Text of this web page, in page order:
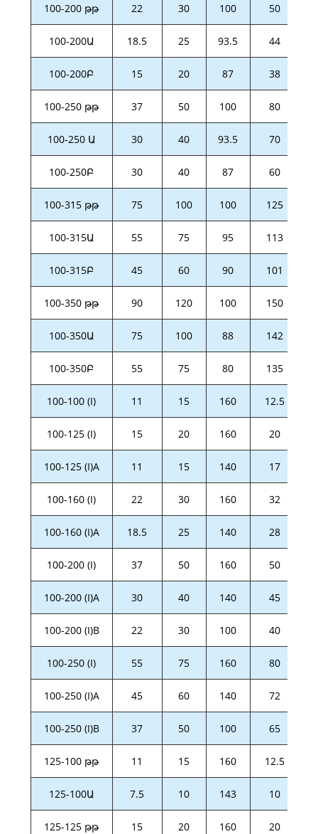
100-200 թթ 22 30 100 50
100-200Ա 18.5 25 93.5 44
100-200Բ 15 20 87 38
100-250 թթ 37 50 100 80
100-250 Ա 30 40 93.5 70
100-250Բ 30 40 87 60
100-315 թթ 75 100 100 125
100-315Ա 55 75 95 113
100-315Բ 45 60 90 101
100-350 թթ 90 120 100 150
100-350Ա 75 100 88 142
100-350Բ 55 75 80 135
100-100 (I) 11 15 160 12.5
100-125 (I) 15 20 160 20
100-125 (I)A 11 15 140 17
100-160 (I) 22 30 160 32
100-160 (I)A 18.5 25 140 28
100-200 (I) 37 50 160 50
100-200 (I)A 30 40 140 45
100-200 (I)B 22 30 100 40
100-250 (I) 55 75 160 80
100-250 (I)A 45 60 140 72
100-250 (I)B 37 50 100 65
125-100 թթ 11 15 160 12.5
125-100Ա 7.5 10 143 10
125-125 թթ 15 20 160 20